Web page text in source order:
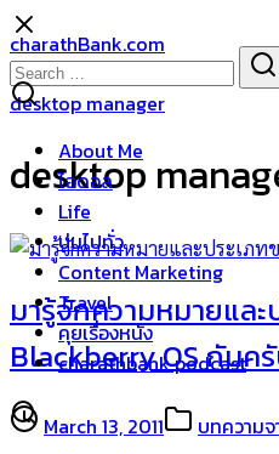
Skip
to
content
charathBank.com
About Me
ไอดอล
Life
บ่นไปทั่ว
Content Marketing
Travel
คุยเรื่องหนัง
charathbank podcast
Search
for:
desktop manager
desktop
มารู้จักความหมายและ
Blackberry OS กันค
March 13, 2011 บทความจ